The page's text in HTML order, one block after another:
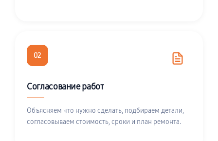
02
Согласование работ
Объясняем что нужно сделать, подбираем детали,
согласовываем стоимость, сроки и план ремонта.